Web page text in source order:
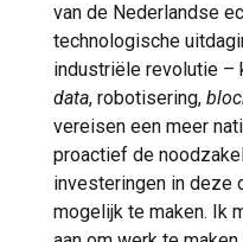
van de Nederlandse
technologische
industriële revolutie –
data, robotisering,
vereisen een meer
proactief de
investeringen in deze
mogelijk te maken. Ik